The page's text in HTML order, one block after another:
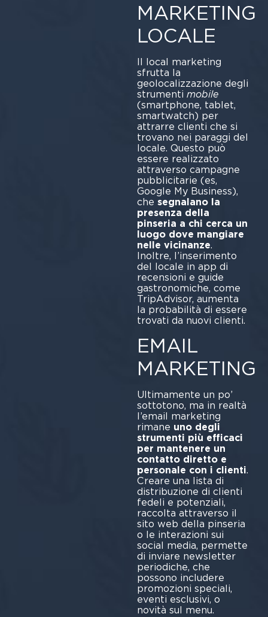
MARKETING
LOCALE
Il local marketing
sfrutta la
geolocalizzazione degli
strumenti mobile
(smartphone, tablet,
smartwatch) per
attrarre clienti che si
trovano nei paraggi del
locale. Questo può
essere realizzato
attraverso campagne
pubblicitarie (es,
Google My Business),
che segnalano la
presenza della
pinseria a chi cerca un
luogo dove mangiare
nelle vicinanze.
Inoltre, l’inserimento
del locale in app di
recensioni e guide
gastronomiche, come
TripAdvisor, aumenta
la probabilità di essere
trovati da nuovi clienti.
EMAIL
MARKETING
Ultimamente un po’
sottotono, ma in realtà
l’email marketing
rimane uno degli
strumenti più efficaci
per mantenere un
contatto diretto e
personale con i clienti.
Creare una lista di
distribuzione di clienti
fedeli e potenziali,
raccolta attraverso il
sito web della pinseria
o le interazioni sui
social media, permette
di inviare newsletter
periodiche, che
possono includere
promozioni speciali,
eventi esclusivi, o
novità sul menu.